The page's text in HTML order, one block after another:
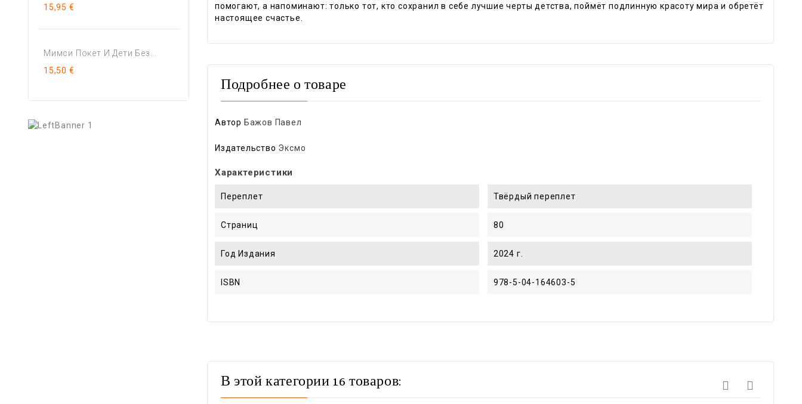
15,95 €
Мимси Покет И Дети Без...
15,50 €
помогают, а напоминают: только тот, кто сохранил в себе лучшие черты детства, поймёт подлинную красоту мира и обретёт
настоящее счастье.
Подробнее о товаре
Автор Бажов Павел
Издательство Эксмо
Характеристики
Переплет Твёрдый переплет
Страниц 80
Год Издания 2024 г.
ISBN 978-5-04-164603-5
В этой категории 16 товаров: